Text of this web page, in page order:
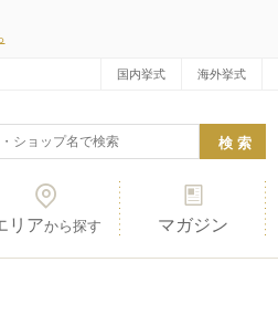
国内挙式 海外挙式
リアから探す マガジン